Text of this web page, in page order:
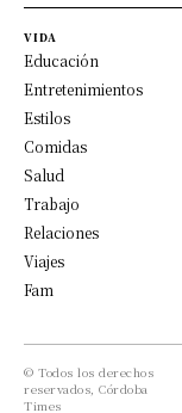
VIDA
Educación
Entretenimientos
Estilos
Comidas
Salud
Trabajo
Relaciones
Viajes
Fam
© Todos los derechos
reservados, Córdoba
Times